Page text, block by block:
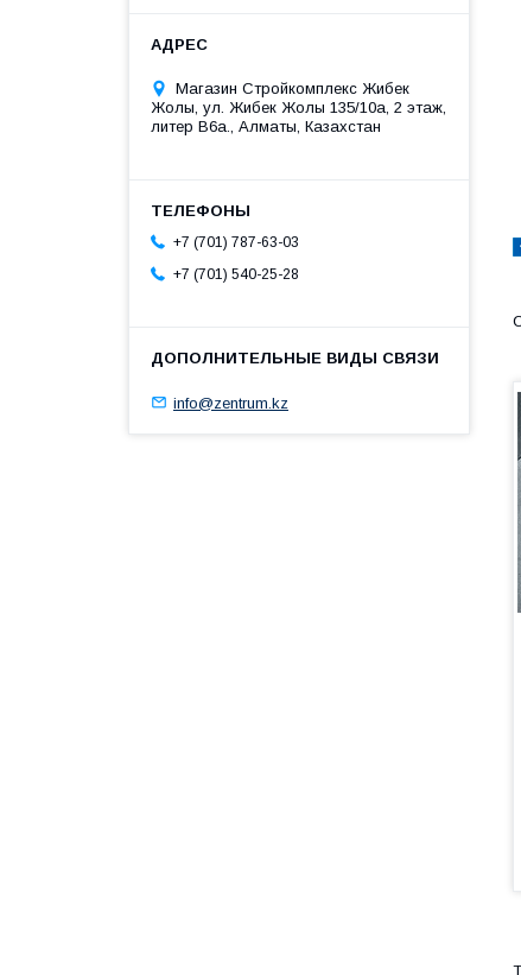
Магазин Стройкомплекс Жибек
Жолы, ул. Жибек Жолы 135/10а, 2 этаж,
литер В6а., Алматы, Казахстан
+7 (701) 787-63-03
+7 (701) 540-25-28
info@zentrum.kz